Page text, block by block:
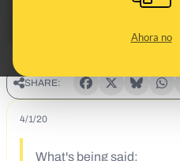
Ahora no
SHARE:
4/1/20
What's being said: